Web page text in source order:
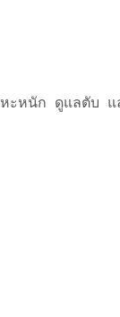
ะหนัก ดูแลตับ แ